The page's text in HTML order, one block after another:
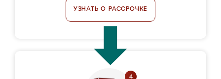
УЗНАТЬ О РАССРОЧКЕ